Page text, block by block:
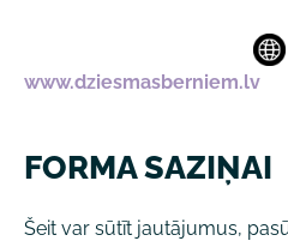
www.dziesmasberniem.lv
FORMA SAZIŅAI
Šeit var sūtīt jautājumus,